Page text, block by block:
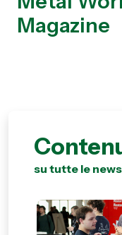
Magazine
su tutte le news